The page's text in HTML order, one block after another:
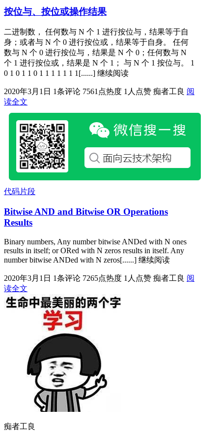
按位与、按位或操作结果
二进制数， 任何数与 N 个 1 进行按位与，结果等于自
身；或者与 N 个 0 进行按位或，结果等于自身。 任何
数与 N 个 0 进行按位与，结果是 N 个 0；任何数与 N
个 1 进行按位或，结果是 N 个 1； 与 N 个 1 按位与。 1
0 1 0 1 1 0 1 1 1 1 1 1 1[......] 继续阅读
2020年3月1日 1条评论 7561点热度 1人点赞 痴者工良 阅
读全文
代码片段
Bitwise AND and Bitwise OR Operations
Results
Binary numbers, Any number bitwise ANDed with N ones
results in itself; or ORed with N zeros results in itself. Any
number bitwise ANDed with N zeros[......] 继续阅读
2020年3月1日 1条评论 7265点热度 1人点赞 痴者工良 阅
读全文
痴者工良